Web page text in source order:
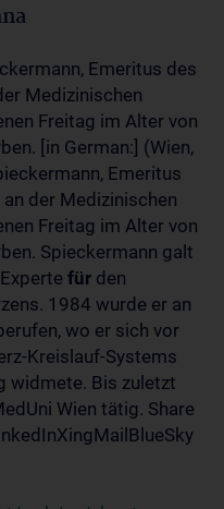
Emeritus des
Medizinischen
Freitag im Alter von
[in German:] (Wien,
Emeritus
an der Medizinischen
Freitag im Alter von
Spieckermann galt
für den
1984 wurde er an
wo er sich vor
Kreislauf-Systems
widmete. Bis zuletzt
Wien tätig. Share